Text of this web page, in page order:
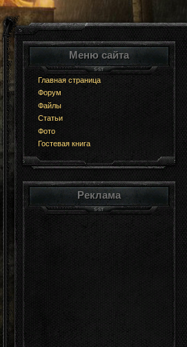
Меню сайта
Главная страница
Форум
Файлы
Статьи
Фото
Гостевая книга
Реклама